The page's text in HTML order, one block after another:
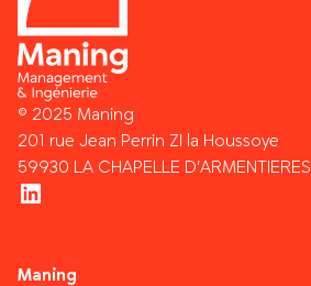
© 2025 Maning
201 rue Jean Perrin ZI la Houssoye
59930 LA CHAPELLE D’ARMENTIERES
LinkedIn
Maning